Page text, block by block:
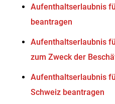
Aufenthaltserlaubnis
beantragen
Aufenthaltserlaubnis
zum Zweck der
Aufenthaltserlaubnis
Schweiz beantragen